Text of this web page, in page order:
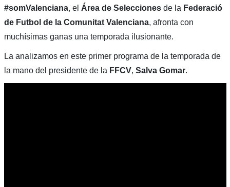
#somValenciana, el Área de Seleccionesde la Federació
de Futbol de la Comunitat Valenciana, afronta con
muchísimas ganas una temporada ilusionante.
La analizamos en este primer programa de la temporada de
la mano del presidente de la FFCV, Salva Gomar.